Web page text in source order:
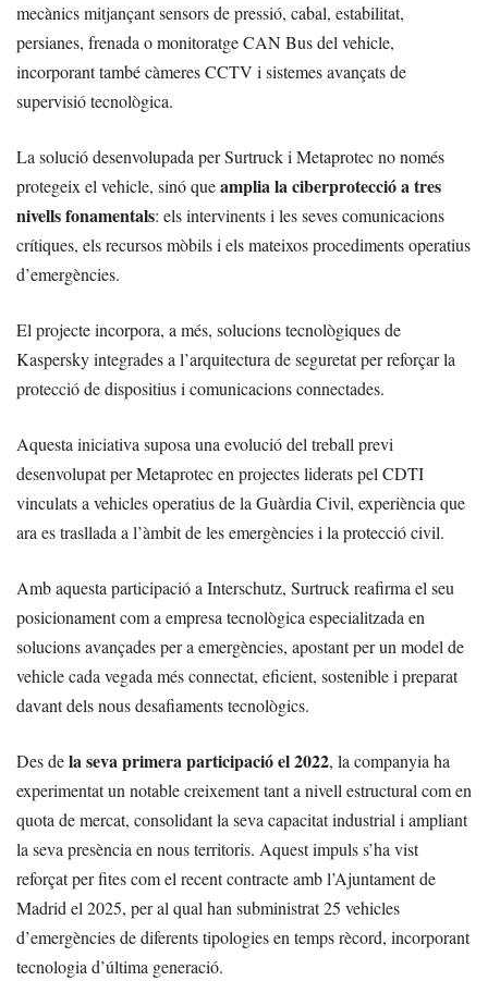
mecànics mitjançant sensors de pressió, cabal, estabilitat,
persianes, frenada o monitoratge CAN Bus del vehicle,
incorporant també càmeres CCTV i sistemes avançats de
supervisió tecnològica.
La solució desenvolupada per Surtruck i Metaprotec no només
protegeix el vehicle, sinó queamplia la ciberprotecció a tres
nivells fonamentals: els intervinents i les seves comunicacions
crítiques, els recursos mòbils i els mateixos procediments operatius
d’emergències.
El projecte incorpora, a més, solucions tecnològiques de
Kaspersky integrades a l’arquitectura de seguretat per reforçar la
protecció de dispositius i comunicacions connectades.
Aquesta iniciativa suposa una evolució del treball previ
desenvolupat per Metaprotec en projectes liderats pel CDTI
vinculats a vehicles operatius de la Guàrdia Civil, experiència que
ara es trasllada a l’àmbit de les emergències i la protecció civil.
Amb aquesta participació a Interschutz, Surtruck reafirma el seu
posicionament com a empresa tecnològica especialitzada en
solucions avançades per a emergències, apostant per un model de
vehicle cada vegada més connectat, eficient, sostenible i preparat
davant dels nous desafiaments tecnològics.
Des dela seva primera participació el 2022, la companyia ha
experimentat un notable creixement tant a nivell estructural com en
quota de mercat, consolidant la seva capacitat industrial i ampliant
la seva presència en nous territoris. Aquest impuls s’ha vist
reforçat per fites com el recent contracte amb l’Ajuntament de
Madrid el 2025, per al qual han subministrat 25 vehicles
d’emergències de diferents tipologies en temps rècord, incorporant
tecnologia d’última generació.